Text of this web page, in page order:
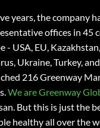
years, the company
offices in 45
- USA, EU,
Ukraine, Turkey,
216 Greenway
We are Greenway
. But this is just the
healthy all over the